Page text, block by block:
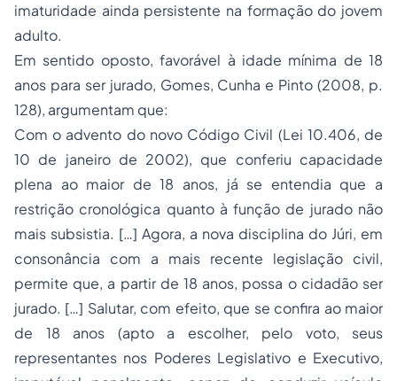
imaturidade ainda persistente na formação do jovem
adulto.
Em sentido oposto, favorável à idade mínima de 18
anos para ser jurado, Gomes, Cunha e Pinto (2008, p.
128), argumentam que:
Com o advento do novo Código Civil (Lei 10.406, de
10 de janeiro de 2002), que conferiu capacidade
plena ao maior de 18 anos, já se entendia que a
restrição cronológica quanto à função de jurado não
mais subsistia. […] Agora, a nova disciplina do Júri, em
consonância com a mais recente legislação civil,
permite que, a partir de 18 anos, possa o cidadão ser
jurado. […] Salutar, com efeito, que se confira ao maior
de 18 anos (apto a escolher, pelo voto, seus
representantes nos Poderes Legislativo e Executivo,